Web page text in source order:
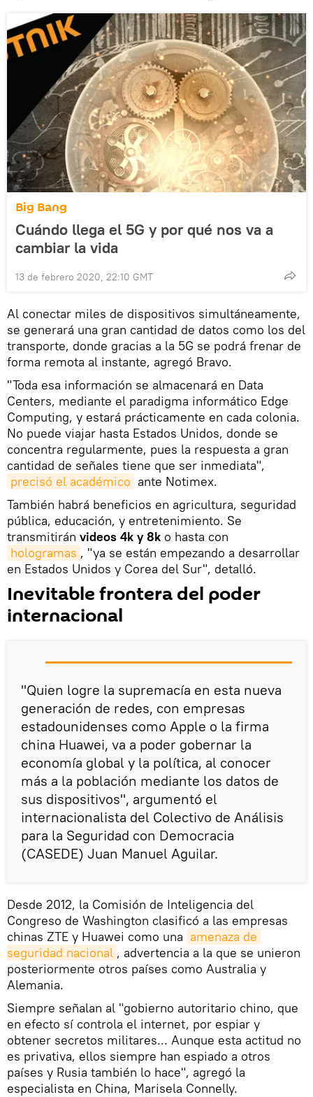
Big Bang
Cuándo llega el 5G y por qué nos va a
cambiar la vida
13 de febrero 2020, 22:10 GMT
Al conectar miles de dispositivos simultáneamente,
se generará una gran cantidad de datos como los del
transporte, donde gracias a la 5G se podrá frenar de
forma remota al instante, agregó Bravo.
"Toda esa información se almacenará en Data
Centers, mediante el paradigma informático Edge
Computing, y estará prácticamente en cada colonia.
No puede viajar hasta Estados Unidos, donde se
concentra regularmente, pues la respuesta a gran
cantidad de señales tiene que ser inmediata",
precisó el académico ante Notimex.
También habrá beneficios en agricultura, seguridad
pública, educación, y entretenimiento. Se
transmitirán videos 4k y 8k o hasta con
hologramas , "ya se están empezando a desarrollar
en Estados Unidos y Corea del Sur", detalló.
Inevitable frontera del poder
internacional
"Quien logre la supremacía en esta nueva
generación de redes, con empresas
estadounidenses como Apple o la firma
china Huawei, va a poder gobernar la
economía global y la política, al conocer
más a la población mediante los datos de
sus dispositivos", argumentó el
internacionalista del Colectivo de Análisis
para la Seguridad con Democracia
(CASEDE) Juan Manuel Aguilar.
Desde 2012, la Comisión de Inteligencia del
Congreso de Washington clasificó a las empresas
chinas ZTE y Huawei como una amenaza de
seguridad nacional , advertencia a la que se unieron
posteriormente otros países como Australia y
Alemania.
Siempre señalan al "gobierno autoritario chino, que
en efecto sí controla el internet, por espiar y
obtener secretos militares... Aunque esta actitud no
es privativa, ellos siempre han espiado a otros
países y Rusia también lo hace", agregó la
especialista en China, Marisela Connelly.